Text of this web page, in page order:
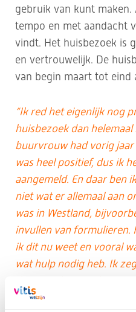
gebruik van kunt
tempo en met aandacht
vindt. Het huisbezoek is
en vertrouwelijk. De
van begin maart tot eind
“Ik red het eigenlijk nog
huisbezoek dan
buurvrouw had vorig jaar
was heel positief, dus ik
aangemeld. En daar ben
niet wat er allemaal aan
was in Westland,
invullen van formulieren.
ik dit nu weet en vooral
wat hulp nodig heb. Ik
dat ze zich prima kunnen
een gezellig én